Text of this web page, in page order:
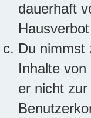
dauerhaft
Du nimmst
Inhalte
er nicht